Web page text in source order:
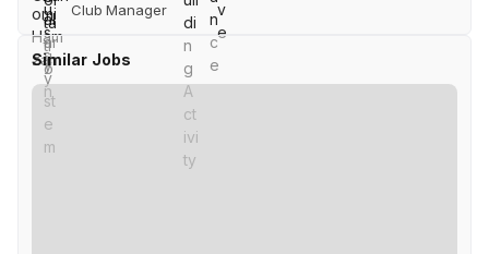
Club Manager
Similar Jobs